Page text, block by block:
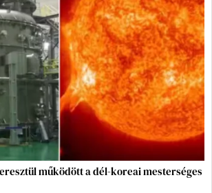
működött a dél-koreai mesterséges